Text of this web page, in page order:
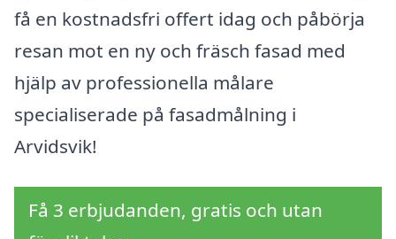
få en kostnadsfri offert idag och påbörja
resan mot en ny och fräsch fasad med
hjälp av professionella målare
specialiserade på fasadmålning i
Arvidsvik!
Få 3 erbjudanden, gratis och utan